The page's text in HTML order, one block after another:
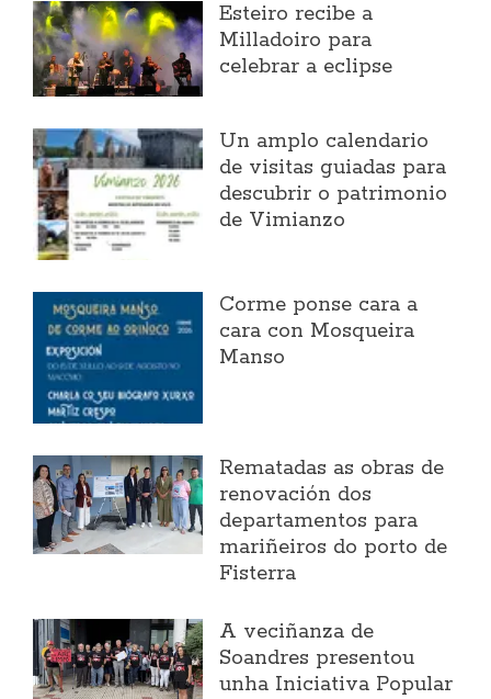
Esteiro recibe a
Milladoiro para
celebrar a eclipse
Un amplo calendario
de visitas guiadas para
descubrir o patrimonio
de Vimianzo
Corme ponse cara a
cara con Mosqueira
Manso
Rematadas as obras de
renovación dos
departamentos para
mariñeiros do porto de
Fisterra
A veciñanza de
Soandres presentou
unha Iniciativa Popular